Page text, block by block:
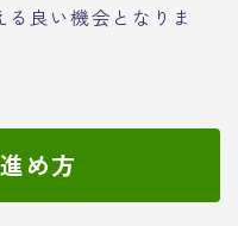
良い機会となりま
め方